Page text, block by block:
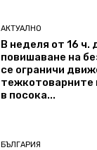
АКТУАЛНО
В неделя от 16 ч.
повишаване на
се ограничи
тежкотоварните
в посока...
БЪЛГАРИЯ